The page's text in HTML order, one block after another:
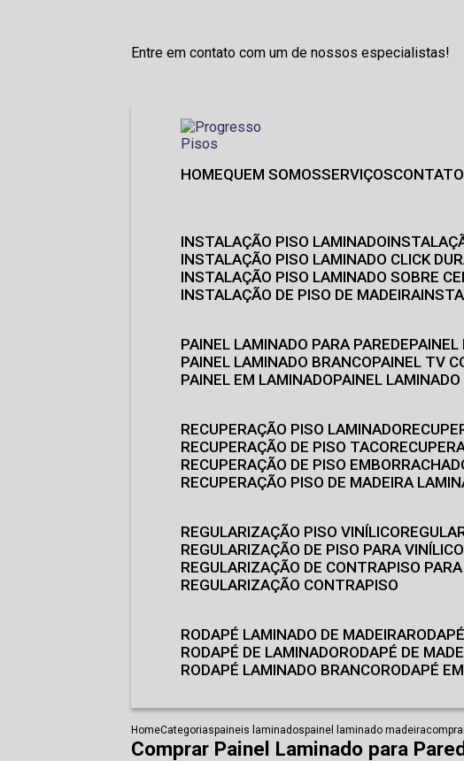
Entre em contato com um de nossos especialistas!
HOME QUEM SOMOS SERVIÇOS CONTATO
INSTALAÇÃO PISO LAMINADO
INSTALAÇÃO PISO LAMINADO CLICK
INSTALAÇÃO PISO LAMINADO SOBRE
INSTALAÇÃO DE PISO DE MADEIRA
PAINEL LAMINADO PARA PAREDE
PAINEL LAMINADO BRANCO PAINEL TV
PAINEL EM LAMINADO PAINEL
RECUPERAÇÃO PISO LAMINADO
RECUPERAÇÃO DE PISO TACO
RECUPERAÇÃO DE PISO
RECUPERAÇÃO PISO DE MADEIRA
REGULARIZAÇÃO PISO VINÍLICO
REGULARIZAÇÃO DE PISO PARA VINÍLICO
REGULARIZAÇÃO DE CONTRAPISO
REGULARIZAÇÃO CONTRAPISO
RODAPÉ LAMINADO DE MADEIRA
RODAPÉ DE LAMINADO RODAPÉ DE
RODAPÉ LAMINADO BRANCO RODAPÉ
HomeCategoriaspaineis laminadospainel laminado madeira
Comprar Painel Laminado para